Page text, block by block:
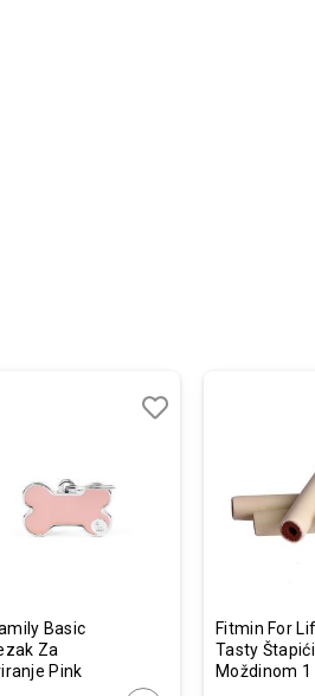
Basic
Za
Pink
Fitmin For
Tasty
Moždinom 1